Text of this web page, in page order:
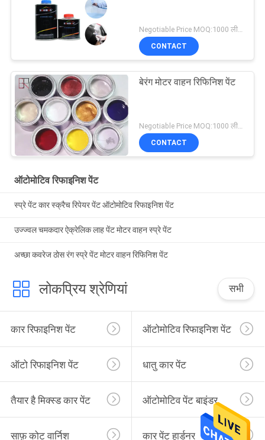
CONTACT
बेरंग मोटर वाहन रिफिनिश पेंट
CONTACT
ऑटोमोटिव रिफाइनिश पेंट
स्प्रे पेंट कार स्क्रैच रिपेयर पेंट ऑटोमोटिव रिफाइनिश पेंट
उज्ज्वल चमकदार ऐक्रेलिक लाह पेंट मोटर वाहन स्प्रे पेंट
अच्छा कवरेज ठोस रंग स्प्रे पेंट मोटर वाहन रिफिनिश पेंट
लोकप्रिय श्रेणियां सभी
कार रिफाइनिश पेंट ऑटोमोटिव रिफाइनिश पेंट
ऑटो रिफाइनिश पेंट धातु कार पेंट
तैयार है मिक्स्ड कार पेंट ऑटोमोटिव पेंट बाइंडर
साफ़ कोट वार्निश कार पेंट हार्डनर